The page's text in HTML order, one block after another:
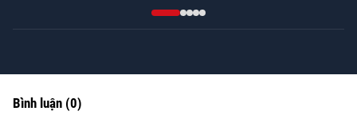
Bình luận (0)